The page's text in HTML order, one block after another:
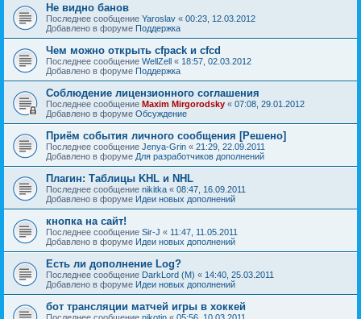
Не видно банов
Последнее сообщение Yaroslav « 00:23, 12.03.2012
Добавлено в форуме Поддержка
Чем можно открыть cfpack и cfcd
Последнее сообщение WellZell « 18:57, 02.03.2012
Добавлено в форуме Поддержка
Соблюдение лицензионного соглашения
Последнее сообщение Maxim Mirgorodsky « 07:08, 29.01.2012
Добавлено в форуме Обсуждение
Приём события личного сообщения [Решено]
Последнее сообщение Jenya-Grin « 21:29, 22.09.2011
Добавлено в форуме Для разработчиков дополнений
Плагин: Таблицы KHL и NHL
Последнее сообщение nikitka « 08:47, 16.09.2011
Добавлено в форуме Идеи новых дополнений
кнопка на сайт!
Последнее сообщение Sir-J « 11:47, 11.05.2011
Добавлено в форуме Идеи новых дополнений
Есть ли дополнение Log?
Последнее сообщение DarkLord (M) « 14:40, 25.03.2011
Добавлено в форуме Идеи новых дополнений
бот трансляции матчей игры в хоккей
Последнее сообщение nikotin « 05:56, 10.03.2011